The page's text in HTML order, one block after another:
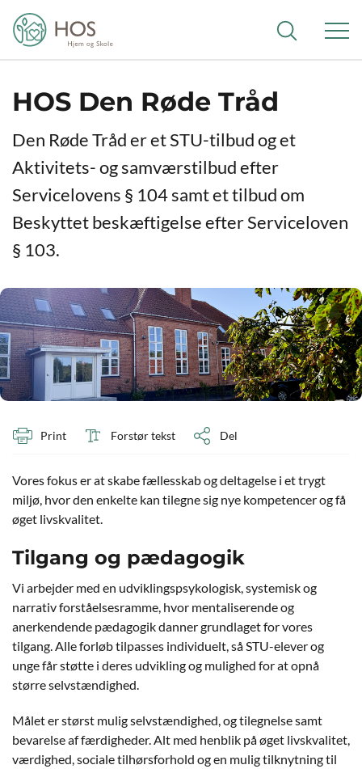
HOS Den Røde Tråd
Den Røde Tråd er et STU-tilbud og et
Aktivitets- og samværstilbud efter
Servicelovens § 104 samt et tilbud om
Beskyttet beskæftigelse efter Serviceloven
§ 103.
Print Forstør tekst Del
Vores fokus er at skabe fællesskab og deltagelse i et trygt
miljø, hvor den enkelte kan tilegne sig nye kompetencer og få
øget livskvalitet.
Tilgang og pædagogik
Vi arbejder med en udviklingspsykologisk, systemisk og
narrativ forståelsesramme, hvor mentaliserende og
anerkendende pædagogik danner grundlaget for vores
tilgang. Alle forløb tilpasses individuelt, så STU-elever og
unge får støtte i deres udvikling og mulighed for at opnå
større selvstændighed.
Målet er størst mulig selvstændighed, og tilegnelse samt
bevarelse af færdigheder. Alt med henblik på øget livskvalitet,
værdighed, sociale tilhørsforhold og en mulig tilknytning til